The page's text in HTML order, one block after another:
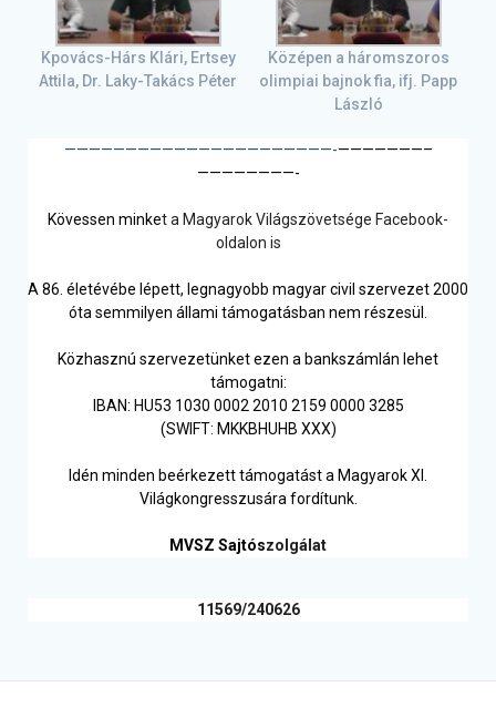
Kpovács-Hárs Klári, Ertsey
Attila, Dr. Laky-Takács Péter
Középen a háromszoros
olimpiai bajnok fia, ifj. Papp
László
——————————————————————-———————–
————————-
Kövessen minket a Magyarok Világszövetsége Facebook-
oldalon is
A 86. életévébe lépett, legnagyobb magyar civil szervezet 2000
óta semmilyen állami támogatásban nem részesül.
Közhasznú szervezetünket ezen a bankszámlán lehet
támogatni:
IBAN: HU53 1030 0002 2010 2159 0000 3285
(SWIFT: MKKBHUHB XXX)
Idén minden beérkezett támogatást a Magyarok XI.
Világkongresszusára fordítunk.
MVSZ Sajtószolgálat
11569/240626